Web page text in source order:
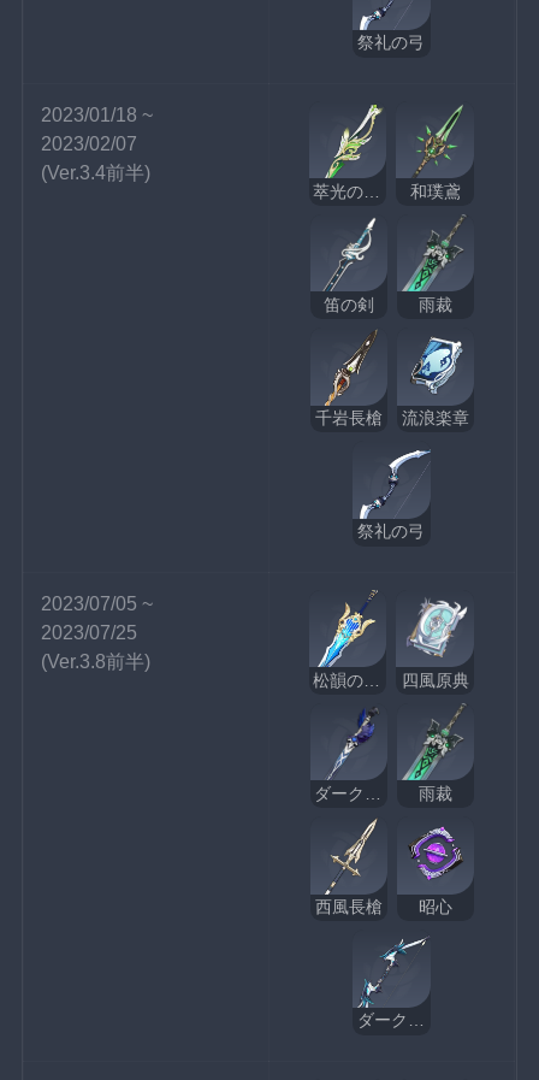
祭礼の弓
2023/01/18 ~
2023/02/07
(Ver.3.4前半)
和璞鳶
笛の剣 雨裁
千岩長槍 流浪楽章
祭礼の弓
2023/07/05 ~
2023/07/25
(Ver.3.8前半)
四風原典
雨裁
西風長槍 昭心
ダークアレイの狩人